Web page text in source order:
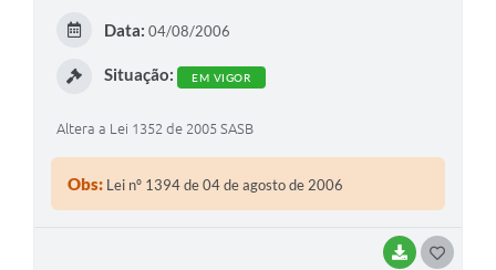
BAIXAR
Data: 04/08/2006
Situação: EM VIGOR
Altera a Lei 1352 de 2005 SASB
Obs: Lei nº 1394 de 04 de agosto de 2006